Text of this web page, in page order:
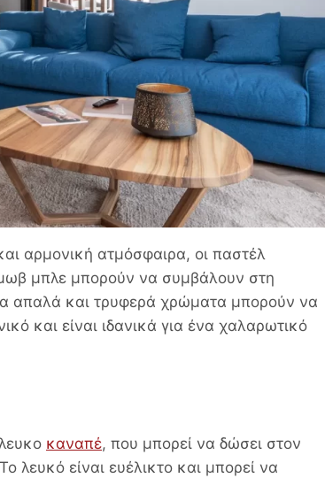
αρμονική ατμόσφαιρα, οι παστέλ
μπλε μπορούν να συμβάλουν στη
απαλά και τρυφερά χρώματα μπορούν να
και είναι ιδανικά για ένα χαλαρωτικό
καναπέ, που μπορεί να δώσει στον
λευκό είναι ευέλικτο και μπορεί να